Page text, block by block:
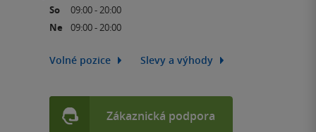
So
09:00 - 20:00
Ne
09:00 - 20:00
Volné pozice Slevy a výhody
Zákaznická podpora